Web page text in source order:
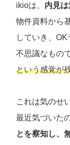
ikioは、 内見は
物件資料から
していき、OK
不思議なもの
という感覚が
これは気のせ
最近気づいた
とを察知し、